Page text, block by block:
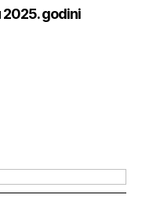
2025. godini